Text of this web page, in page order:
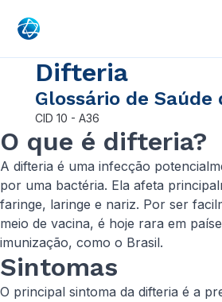
Difteria
Glossário de Saúde
CID 10 - A36
O que é difteria?
A difteria é uma infecção
por uma bactéria. Ela afeta
faringe, laringe e nariz. Por ser
meio de vacina, é hoje rara em
imunização, como o Brasil.
Sintomas
O principal sintoma da difteria é a